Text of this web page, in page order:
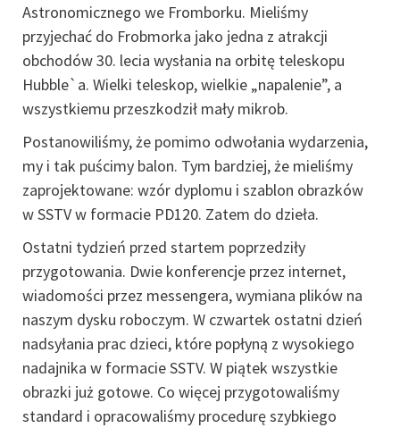
Astronomicznego we Fromborku. Mieliśmy
przyjechać do Frobmorka jako jedna z atrakcji
obchodów 30. lecia wysłania na orbitę teleskopu
Hubble`a. Wielki teleskop, wielkie „napalenie”, a
wszystkiemu przeszkodził mały mikrob.
Postanowiliśmy, że pomimo odwołania wydarzenia,
my i tak puścimy balon. Tym bardziej, że mieliśmy
zaprojektowane: wzór dyplomu i szablon obrazków
w SSTV w formacie PD120. Zatem do dzieła.
Ostatni tydzień przed startem poprzedziły
przygotowania. Dwie konferencje przez internet,
wiadomości przez messengera, wymiana plików na
naszym dysku roboczym. W czwartek ostatni dzień
nadsyłania prac dzieci, które popłyną z wysokiego
nadajnika w formacie SSTV. W piątek wszystkie
obrazki już gotowe. Co więcej przygotowaliśmy
standard i opracowaliśmy procedurę szybkiego